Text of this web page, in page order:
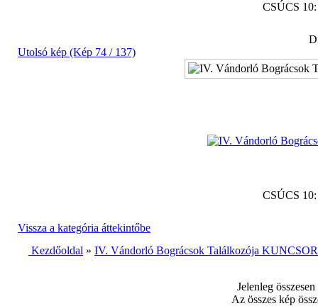
CSÚCS
Utolsó kép (Kép 74 / 137)
CSÚCS
Vissza a kategória áttekintőbe
Kezdőoldal » IV. Vándorló Bográcsok Találkozója
Jelenleg
Az összes kép